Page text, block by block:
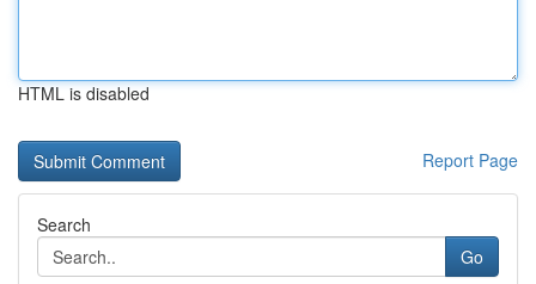
HTML is disabled
Report Page
Search
Go